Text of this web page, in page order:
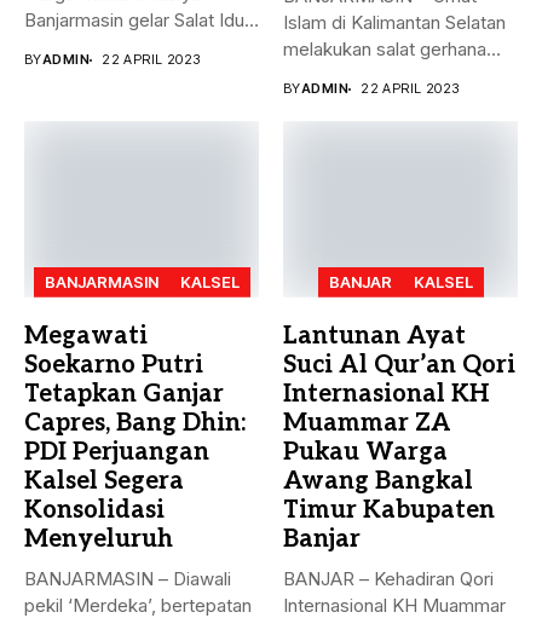
Banjarmasin gelar Salat Idul
BYADMIN 22 APRIL 2023
Islam di Kalimantan Selatan
melakukan salat gerhana
BYADMIN 22 APRIL 2023
BANJARMASIN KALSEL
Megawati
Soekarno Putri
Tetapkan Ganjar
Capres, Bang Dhin:
PDI Perjuangan
Kalsel Segera
Konsolidasi
Menyeluruh
BANJARMASIN – Diawali
pekil ‘Merdeka’, bertepatan
BANJAR KALSEL
Lantunan Ayat
Suci Al Qur’an Qori
Internasional KH
Muammar ZA
Pukau Warga
Awang Bangkal
Timur Kabupaten
Banjar
BANJAR – Kehadiran Qori
Internasional KH Muammar